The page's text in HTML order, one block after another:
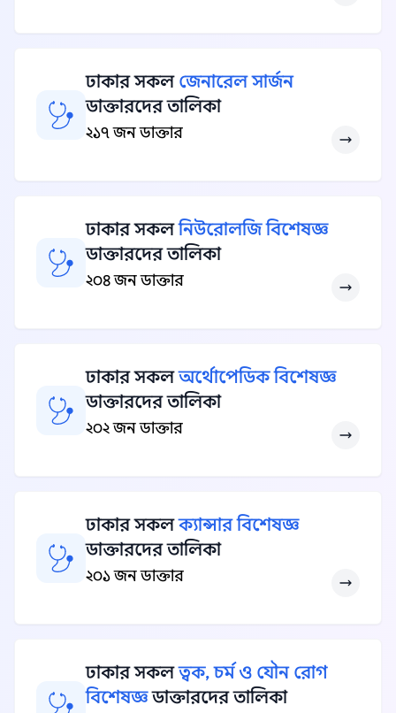
ঢাকার সকল জেনারেল সার্জন
ডাক্তারদের তালিকা
২১৭ জন ডাক্তার
ঢাকার সকলনিউরোলজি বিশেষজ্ঞ
ডাক্তারদের তালিকা
২০৪ জন ডাক্তার
ঢাকার সকলঅর্থোপেডিক বিশেষজ্ঞ
ডাক্তারদের তালিকা
২০২ জন ডাক্তার
ঢাকার সকলক্যান্সার বিশেষজ্ঞ
ডাক্তারদের তালিকা
২০১ জন ডাক্তার
ঢাকার সকলত্বক, চর্ম ও যৌন রোগ
বিশেষজ্ঞডাক্তারদের তালিকা